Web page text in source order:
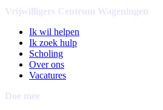
Vrijwilligers Centrum Wageningen
Ik wil helpen
Ik zoek hulp
Scholing
Over ons
Vacatures
Doe mee